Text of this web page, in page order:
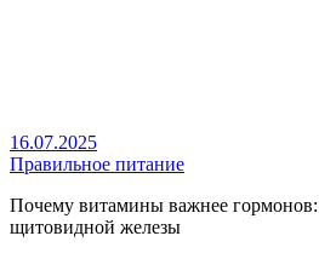
16.07.2025
Правильное питание
Почему витамины важнее
щитовидной железы